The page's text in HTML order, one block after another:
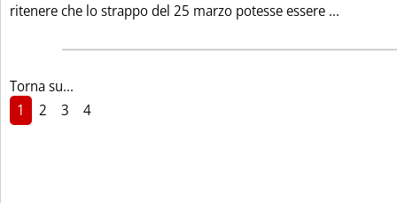
ritenere che lo strappo del 25 marzo potesse essere ...
Torna su...
1
2 3 4